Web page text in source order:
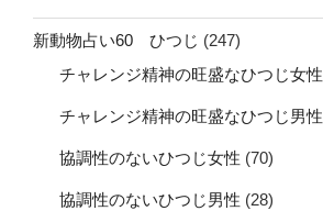
新動物占い60 ひつじ (247)
チャレンジ精神の旺盛なひつじ女性
チャレンジ精神の旺盛なひつじ男性
協調性のないひつじ女性 (70)
協調性のないひつじ男性 (28)